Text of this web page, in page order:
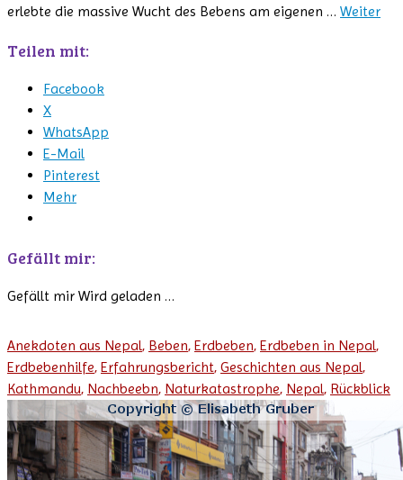
erlebte die massive Wucht des Bebens am eigenen … Weiter
Teilen mit:
Facebook
X
WhatsApp
E-Mail
Pinterest
Mehr
Gefällt mir:
Gefällt mir Wird geladen …
Anekdoten aus Nepal, Beben, Erdbeben, Erdbeben in Nepal,
Erdbebenhilfe, Erfahrungsbericht, Geschichten aus Nepal,
Kathmandu, Nachbeebn, Naturkatastrophe, Nepal, Rückblick